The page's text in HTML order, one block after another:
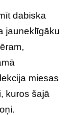
dabiska
jauneklīgāku
miesas
kuros šajā